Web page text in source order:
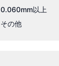
0.060mm以上
その他